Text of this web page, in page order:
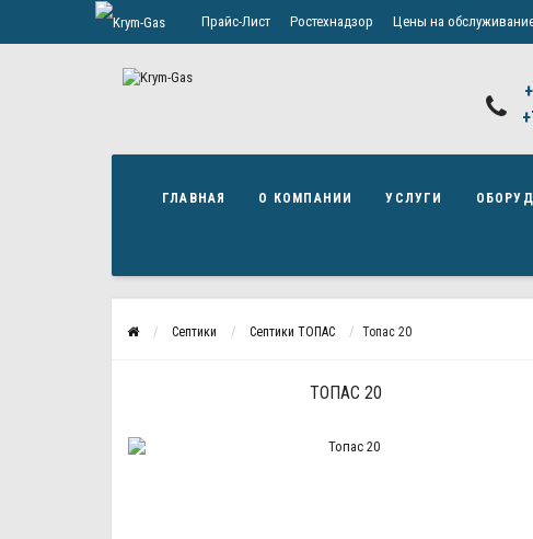
Прайс-Лист Ростехнадзор Цены на
ГЛАВНАЯ О КОМПАНИИ УСЛУГИ
Септики Септики ТОПАС Топас 20
ТОПАС 20